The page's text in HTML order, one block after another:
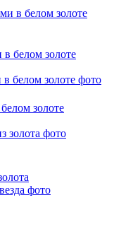
белом золоте
золоте